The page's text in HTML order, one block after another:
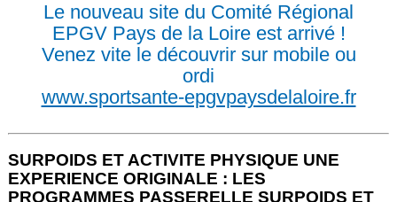
Le nouveau site du Comité Régional
EPGV Pays de la Loire est arrivé !
Venez vite le découvrir sur mobile ou
ordi
www.sportsante-epgvpaysdelaloire.fr
SURPOIDS ET ACTIVITE PHYSIQUE UNE
EXPERIENCE ORIGINALE : LES
PROGRAMMES PASSERELLE SURPOIDS ET